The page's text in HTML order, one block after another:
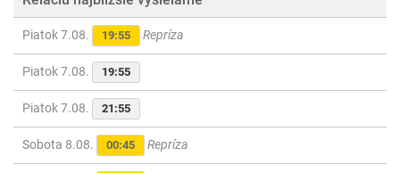
Piatok 7.08. 19:55 Repríza
Piatok 7.08. 19:55
Piatok 7.08. 21:55
Sobota 8.08. 00:45 Repríza